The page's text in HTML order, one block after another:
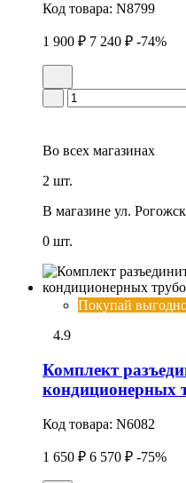
Код товара: N8799
1 900 ₽ 7 240 ₽ -74%
Во всех магазинах
2 шт.
В магазине ул.
0 шт.
Покупай
4.9
Комплект
кондиционерных
Код товара: N6082
1 650 ₽ 6 570 ₽ -75%